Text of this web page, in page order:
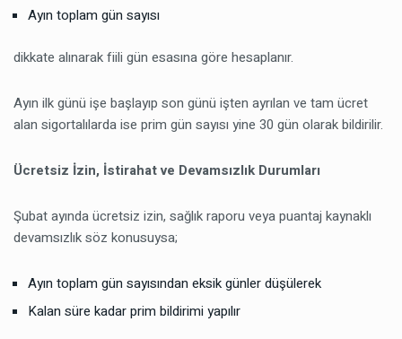
Ayın toplam gün sayısı
dikkate alınarak fiili gün esasına göre hesaplanır.
Ayın ilk günü işe başlayıp son günü işten ayrılan ve tam ücret
alan sigortalılarda ise prim gün sayısı yine 30 gün olarak bildirilir.
Ücretsiz İzin, İstirahat ve Devamsızlık Durumları
Şubat ayında ücretsiz izin, sağlık raporu veya puantaj kaynaklı
devamsızlık söz konusuysa;
Ayın toplam gün sayısından eksik günler düşülerek
Kalan süre kadar prim bildirimi yapılır